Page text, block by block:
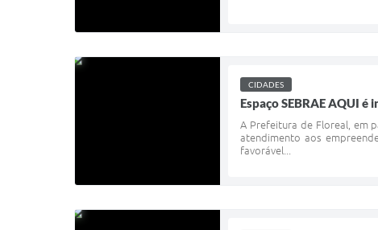
CIDADES
Espaço SEBRAE AQUI
A Prefeitura de Floreal, em
atendimento aos
favorável...